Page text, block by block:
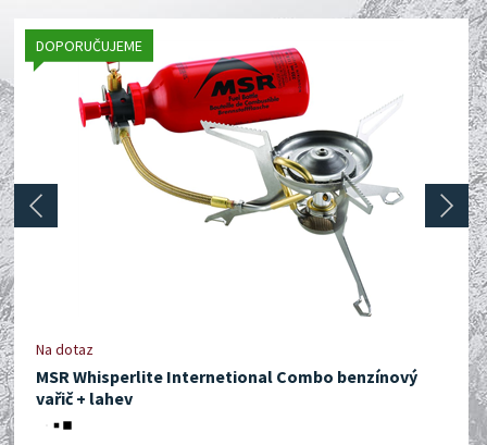
DOPORUČUJEME
Na dotaz
MSR Whisperlite Internetional Combo benzínový
vařič + lahev
prev next